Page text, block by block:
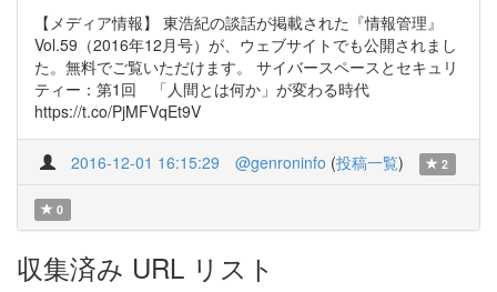
【メディア情報】 東浩紀の談話が掲載された『情報管理』
Vol.59（2016年12月号）が、ウェブサイトでも公開されまし
た。無料でご覧いただけます。 サイバースペースとセキュリ
ティー：第1回 「人間とは何か」が変わる時代
https://t.co/PjMFVqEt9V
2016-12-01 16:15:29 @genroninfo (投稿一覧) 2
0
収集済み URL リスト